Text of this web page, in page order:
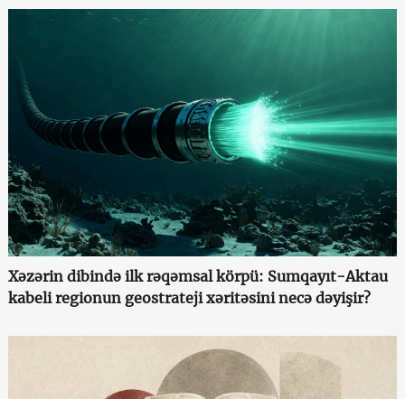
Xəzərin dibində ilk rəqəmsal körpü: Sumqayıt-Aktau
kabeli regionun geostrateji xəritəsini necə dəyişir?